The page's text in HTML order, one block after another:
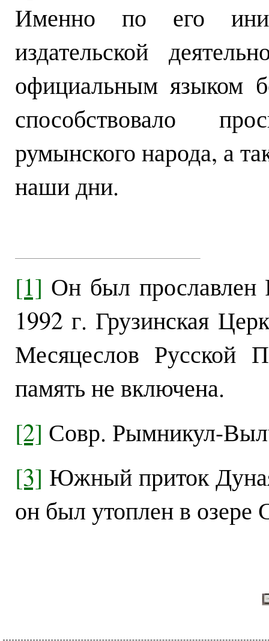
Именно по его
издательской
официальным языком
способствовало
румынского народа, а
наши дни.
[1] Он был
1992 г. Грузинская
Месяцеслов Русской
память не включена.
[2] Совр. Рымникул-
[3] Южный приток
он был утоплен в озере